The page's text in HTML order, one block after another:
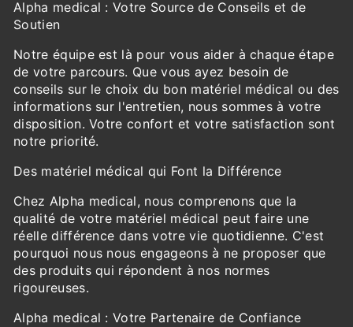
Alpha medical : Votre Source de Conseils et de
Soutien
Notre équipe est là pour vous aider à chaque étape
de votre parcours. Que vous ayez besoin de
conseils sur le choix du bon matériel médical ou des
informations sur l'entretien, nous sommes à votre
disposition. Votre confort et votre satisfaction sont
notre priorité.
Des matériel médical qui Font la Différence
Chez Alpha medical, nous comprenons que la
qualité de votre matériel médical peut faire une
réelle différence dans votre vie quotidienne. C'est
pourquoi nous nous engageons à ne proposer que
des produits qui répondent à nos normes
rigoureuses.
Alpha medical : Votre Partenaire de Confiance